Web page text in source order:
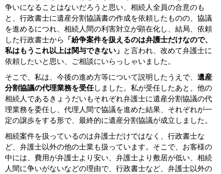
争いになることはないだろうと思い、相続人全員の合意のも
と、行政書士に遺産分割協議書の作成を依頼したものの、協議
を進めるにつれ、相続人間の利害対立が顕在化し、結局、依頼
した行政書士から
「紛争案件を扱えるのは弁護士だけなので、
私はもうこれ以上は関与できない」 と言われ、改めて弁護士に
依頼したいと思い、ご相談にいらっしゃいました。
そこで、私は、今後の進め方等について説明したうえで、 遺産
分割協議の代理業務を受任しました。私が受任したあと、他の
相続人であるきょうだいもそれぞれ弁護士に遺産分割協議の代
理業務を委任し、代理人間で協議を進めた結果、それぞれが一
定の譲歩をする形で、最終的に遺産分割協議が成立しました。
相続案件を扱っているのは弁護士だけではなく、行政書士な
ど、弁護士以外の他の士業も扱っています。そこで、お客様の
中には、費用が弁護士より安い、弁護士より敷居が低い、相続
人間に争いがないなどの理由で、行政書士など、弁護士以外の